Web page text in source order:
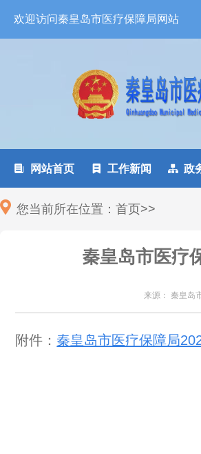
欢迎访问秦皇岛市医疗保障局网站
 网站首页  工作新闻  政
您当前所在位置： 首页>>
秦皇岛市医疗
来源： 秦皇岛
附件： 秦皇岛市医疗保障局